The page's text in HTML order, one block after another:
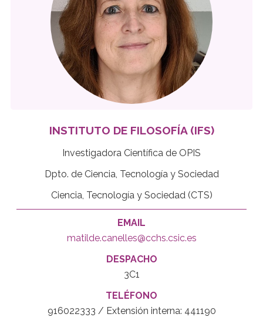
INSTITUTO DE FILOSOFÍA (IFS)
Investigadora Científica de OPIS
Dpto. de Ciencia, Tecnología y Sociedad
Ciencia, Tecnología y Sociedad (CTS)
EMAIL
matilde.canelles@cchs.csic.es
DESPACHO
3C1
TELÉFONO
916022333 / Extensión interna: 441190